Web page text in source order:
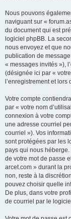
Nous pouvons
naviguant sur «
du document qui est
logiciel phpBB. La
nous envoyez et que
publication de
« messages invités »),
(désignée ici par «
l’enregistrement et
Votre compte
par « votre nom
connexion à votre
une adresse courriel
courriel »). Vos
sont protégées par les
pays qui nous héberge.
de votre mot de passe
arcet.com » durant la
non, reste à la
pouvez choisir quelle
De plus, dans votre
de courriel par le